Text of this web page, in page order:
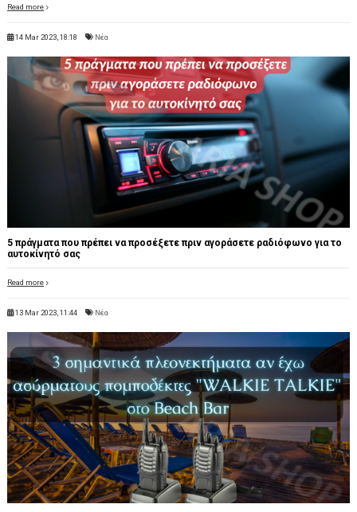
Read more
14 Mar 2023, 18:18 Νέα
5 πράγματα που πρέπει να προσέξετε πριν αγοράσετε ραδιόφωνο για το
αυτοκίνητό σας
Read more
13 Mar 2023, 11:44 Νέα